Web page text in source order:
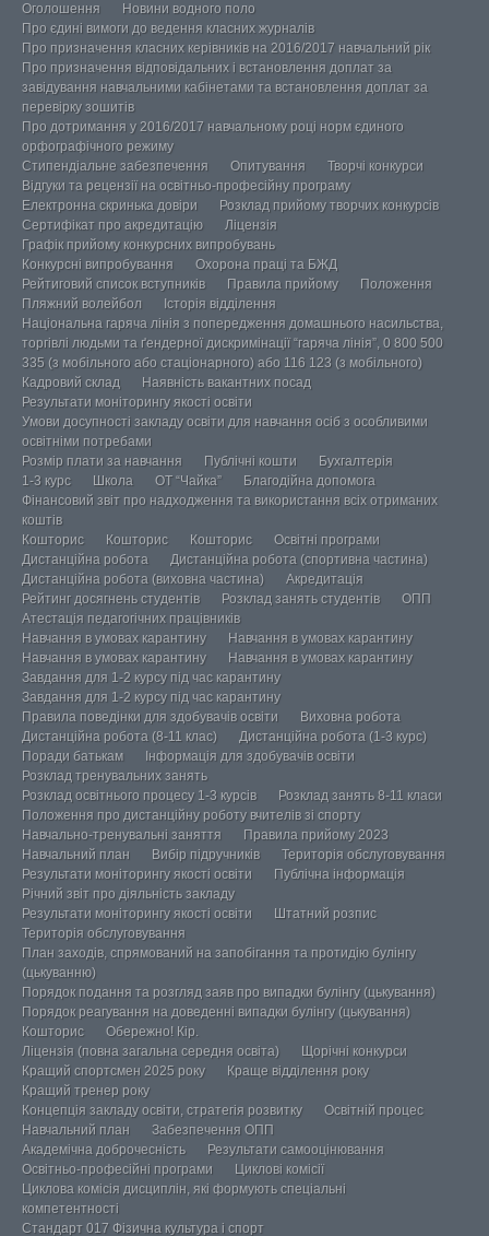
Оголошення
Новини водного поло
Про єдині вимоги до ведення класних журналів
Про призначення класних керівників на 2016/2017 навчальний рік
Про призначення відповідальних і встановлення доплат за
завідування навчальними кабінетами та встановлення доплат за
перевірку зошитів
Про дотримання у 2016/2017 навчальному році норм єдиного
орфографічного режиму
Стипендіальне забезпечення
Опитування
Творчі конкурси
Відгуки та рецензії на освітньо-професійну програму
Електронна скринька довіри
Розклад прийому творчих конкурсів
Сертифікат про акредитацію
Ліцензія
Графік прийому конкурсних випробувань
Конкурсні випробування
Охорона праці та БЖД
Рейтиговий список вступників
Правила прийому
Положення
Пляжний волейбол
Історія відділення
Національна гаряча лінія з попередження домашнього насильства,
торгівлі людьми та ґендерної дискримінації “гаряча лінія”, 0 800 500
335 (з мобільного або стаціонарного) або 116 123 (з мобільного)
Кадровий склад
Наявність вакантних посад
Результати моніторингу якості освіти
Умови досупності закладу освіти для навчання осіб з особливими
освітніми потребами
Розмір плати за навчання
Публічні кошти
Бухгалтерія
1-3 курс
Школа ОТ “Чайка”
Благодійна допомога
Фінансовий звіт про надходження та використання всіх отриманих
коштів
Кошторис
Кошторис Кошторис
Освітні програми
Дистанційна робота
Дистанційна робота (спортивна частина)
Дистанційна робота (виховна частина)
Акредитація
Рейтинг досягнень студентів
Розклад занять студентів
ОПП
Атестація педагогічних працівників
Навчання в умовах карантину
Навчання в умовах карантину
Навчання в умовах карантину
Навчання в умовах карантину
Завдання для 1-2 курсу під час карантину
Завдання для 1-2 курсу під час карантину
Правила поведінки для здобувачів освіти
Виховна робота
Дистанційна робота (8-11 клас)
Дистанційна робота (1-3 курс)
Поради батькам
Інформація для здобувачів освіти
Розклад тренувальних занять
Розклад освітнього процесу 1-3 курсів
Розклад занять 8-11 класи
Положення про дистанційну роботу вчителів зі спорту
Навчально-тренувальні заняття
Правила прийому 2023
Навчальний план
Вибір підручників
Територія обслуговування
Результати моніторингу якості освіти
Публічна інформація
Річний звіт про діяльність закладу
Результати моніторингу якості освіти
Штатний розпис
Територія обслуговування
План заходів, спрямований на запобігання та протидію булінгу
(цькуванню)
Порядок подання та розгляд заяв про випадки булінгу (цькування)
Порядок реагування на доведенні випадки булінгу (цькування)
Кошторис
Обережно! Кір.
Ліцензія (повна загальна середня освіта)
Щорічні конкурси
Кращий спортсмен 2025 року
Краще відділення року
Кращий тренер року
Концепція закладу освіти, стратегія розвитку
Освітній процес
Навчальний план
Забезпечення ОПП
Академічна доброчесність
Результати самооцінювання
Освітньо-професійні програми
Циклові комісії
Циклова комісія дисциплін, які формують спеціальні
компетентності
Стандарт 017 Фізична культура і спорт